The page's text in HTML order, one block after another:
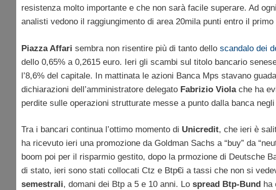
resistenza molto importante e che non sarà facile superare. Ad
analisti vedono il raggiungimento di area 20mila punti entro il primo
Piazza Affari sembra non risentire più di tanto dello scandalo dei
dello 0,65% a 0,2615 euro. Ieri gli scambi sul titolo bancario
l’8,6% del capitale. In mattinata le azioni Banca Mps stavano
dichiarazioni dell’amministratore delegato Fabrizio Viola che ha
perdite sulle operazioni strutturate messe a punto dalla banca
Tra i bancari continua l’ottimo momento di Unicredit, che ieri è
ha ricevuto ieri una promozione da Goldman Sachs a “buy” da
boom poi per il risparmio gestito, dopo la prmozione di Deutsche
di stato, ieri sono stati collocati Ctz e Btp€i a tassi che non si
semestrali, domani dei Btp a 5 e 10 anni. Lo spread Btp-Bund ha